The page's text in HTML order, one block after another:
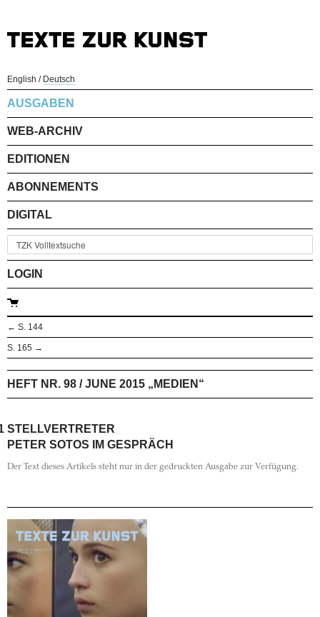
English / Deutsch
AUSGABEN
WEB-ARCHIV
EDITIONEN
ABONNEMENTS
DIGITAL
LOGIN
← S. 144
S. 165 →
HEFT NR. 98 / JUNE 2015 „MEDIEN“
STELLVERTRETER
PETER SOTOS IM GESPRÄCH
Der Text dieses Artikels steht nur in der gedruckten Ausgabe zur Verfügung.